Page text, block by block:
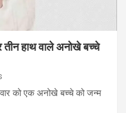
हाथ वाले अनोखे बच्‍चे
को एक अनोखे बच्‍चे को जन्‍म